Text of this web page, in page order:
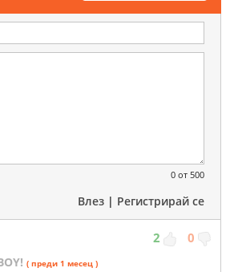
0 от 500
Влез | Регистрирай се
2 0
( преди 1 месец )